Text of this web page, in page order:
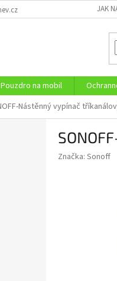
JAK
Pouzdro na mobil
Nástěnný vypínač
Značka: Sonoff